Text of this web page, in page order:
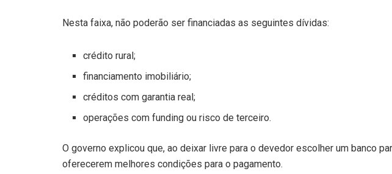
Nesta faixa, não poderão ser financiadas as seguintes dívidas:
crédito rural;
financiamento imobiliário;
créditos com garantia real;
operações com funding ou risco de terceiro.
O governo explicou que, ao deixar livre para o devedor escolher um banco
oferecerem melhores condições para o pagamento.